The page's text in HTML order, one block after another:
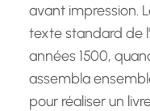
avant impression.
texte standard de
années 1500,
assembla
pour réaliser un